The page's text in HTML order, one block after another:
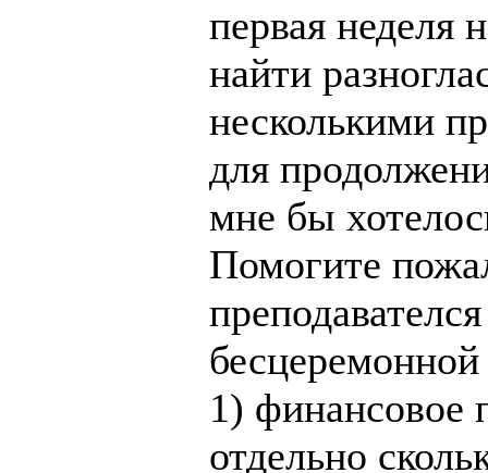
первая неделя
найти
несколькими
для
мне бы
Помогите
1) финансовое
отдельно